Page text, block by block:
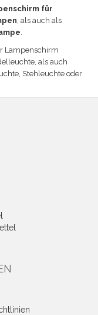
für
, als auch als
.
Lampenschirm
als auch
Stehleuchte oder